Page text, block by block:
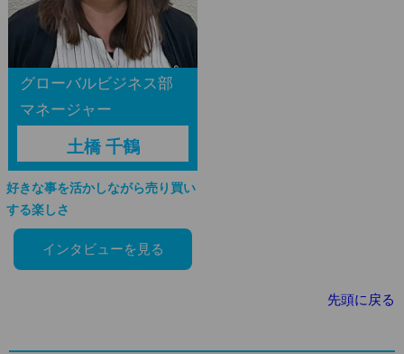
グローバルビジネス部
マネージャー
土橋 千鶴
好きな事を活かしながら売り買い
する楽しさ
インタビューを見る
先頭に戻る